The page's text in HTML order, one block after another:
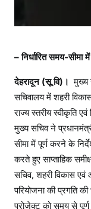
– निर्धारित समय-
देहरादून (सू वि)। मुख्य
सचिवालय में शहरी
राज्य स्तरीय स्वीकृति
मुख्य सचिव ने
सीमा में पूर्ण करने के
करते हुए साप्ताहिक
सचिव, शहरी विकास एवं
परियोजना की प्रगति की
प्रोजेक्ट को समय से पूर्ण